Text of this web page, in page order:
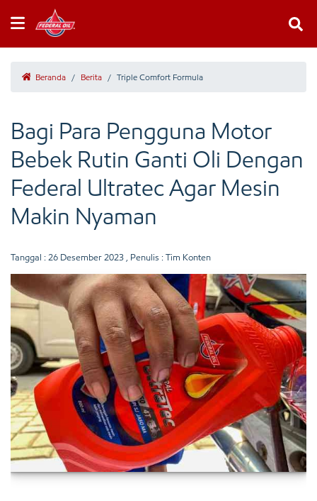
Beranda / Berita / Triple Comfort Formula
Bagi Para Pengguna Motor
Bebek Rutin Ganti Oli Dengan
Federal Ultratec Agar Mesin
Makin Nyaman
Tanggal : 26 Desember 2023 , Penulis : Tim Konten